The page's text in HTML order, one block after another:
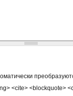
<cite> <blockquote>